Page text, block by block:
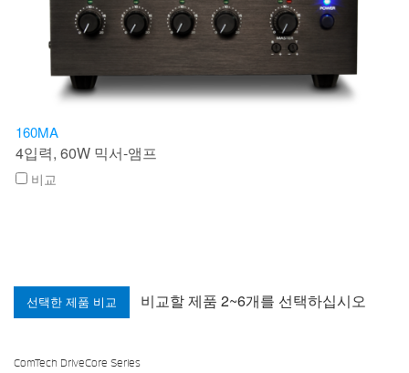
160MA
4입력, 60W 믹서-앰프
비교
비교할 제품 2~6개를 선택하십시오
ComTech DriveCore Series